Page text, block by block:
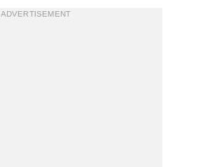
ADVERTISEMENT